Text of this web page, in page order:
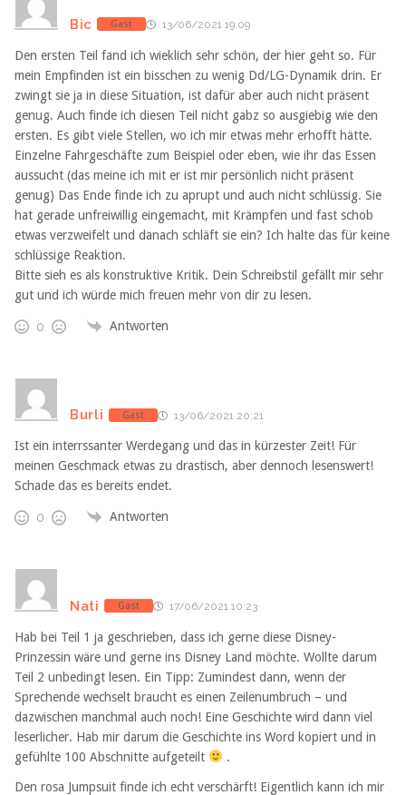
Bic Gast 13/06/2021 19:09
Den ersten Teil fand ich wieklich sehr schön, der hier geht so. Für
mein Empfinden ist ein bisschen zu wenig Dd/LG-Dynamik drin. Er
zwingt sie ja in diese Situation, ist dafür aber auch nicht präsent
genug. Auch finde ich diesen Teil nicht gabz so ausgiebig wie den
ersten. Es gibt viele Stellen, wo ich mir etwas mehr erhofft hätte.
Einzelne Fahrgeschäfte zum Beispiel oder eben, wie ihr das Essen
aussucht (das meine ich mit er ist mir persönlich nicht präsent
genug) Das Ende finde ich zu aprupt und auch nicht schlüssig. Sie
hat gerade unfreiwillig eingemacht, mit Krämpfen und fast schob
etwas verzweifelt und danach schläft sie ein? Ich halte das für keine
schlüssige Reaktion.
Bitte sieh es als konstruktive Kritik. Dein Schreibstil gefällt mir sehr
gut und ich würde mich freuen mehr von dir zu lesen.
0 Antworten
Burli Gast 13/06/2021 20:21
Ist ein interrssanter Werdegang und das in kürzester Zeit! Für
meinen Geschmack etwas zu drastisch, aber dennoch lesenswert!
Schade das es bereits endet.
0 Antworten
Nati Gast 17/06/2021 10:23
Hab bei Teil 1 ja geschrieben, dass ich gerne diese Disney-
Prinzessin wäre und gerne ins Disney Land möchte. Wollte darum
Teil 2 unbedingt lesen. Ein Tipp: Zumindest dann, wenn der
Sprechende wechselt braucht es einen Zeilenumbruch – und
dazwischen manchmal auch noch! Eine Geschichte wird dann viel
leserlicher. Hab mir darum die Geschichte ins Word kopiert und in
gefühlte 100 Abschnitte aufgeteilt
.
Den rosa Jumpsuit finde ich echt verschärft! Eigentlich kann ich mir